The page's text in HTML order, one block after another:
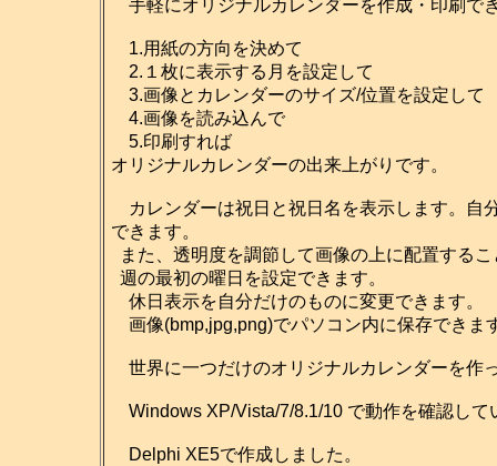
手軽にオリジナルカレンダーを作成・印刷で
1.用紙の方向を決めて
2.１枚に表示する月を設定して
3.画像とカレンダーのサイズ/位置を設定して
4.画像を読み込んで
5.印刷すれば
オリジナルカレンダーの出来上がりです。
カレンダーは祝日と祝日名を表示します。自
できます。
また、透明度を調節して画像の上に配置する
週の最初の曜日を設定できます。
休日表示を自分だけのものに変更できます。
画像(bmp,jpg,png)でパソコン内に保存できま
世界に一つだけのオリジナルカレンダーを作
Windows XP/Vista/7/8.1/10 で動作を確認して
Delphi XE5で作成しました。